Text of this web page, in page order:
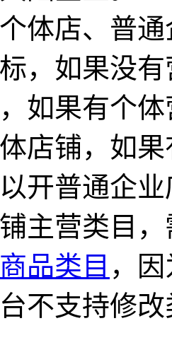
体店、普
，如果没
如果有个
店铺，如
开普通企
主营类目
商品类目 ，
不支持修